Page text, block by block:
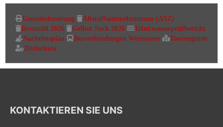
Gemeindezeitung
Altstoffsammelzentrum (ASZ)
Restmüll 2026
Gelber Sack 2026
Trinkwasserprüfbericht
Nachtbusplan
Busverbindungen Weissensee
Tourenguide
Zivilschutz
KONTAKTIEREN SIE UNS